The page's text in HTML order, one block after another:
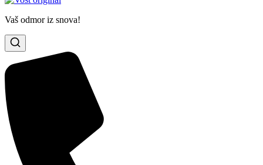
Vaš odmor iz snova!